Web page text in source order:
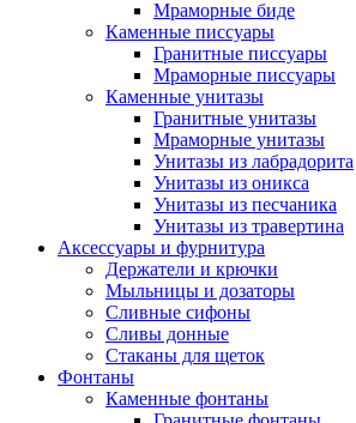
Мраморные биде
Каменные писсуары
Гранитные писсуары
Мраморные писсуары
Каменные унитазы
Гранитные унитазы
Мраморные унитазы
Унитазы из лабрадорита
Унитазы из оникса
Унитазы из песчаника
Унитазы из травертина
Аксессуары и фурнитура
Держатели и крючки
Мыльницы и дозаторы
Сливные сифоны
Сливы донные
Стаканы для щеток
Фонтаны
Каменные фонтаны